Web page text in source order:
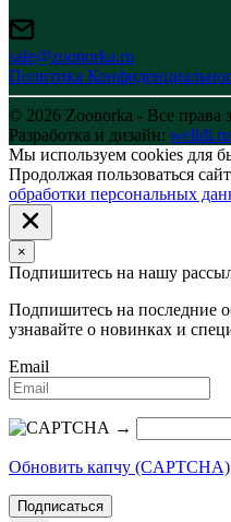
sale@zoonorka.ru
Политика
© 2026 Zoonorka - Все права
Разработка и дизайн: welldi.ru
Мы используем cookies для
Продолжая пользоваться
обработки персональных
×
Подпишитесь на нашу
Подпишитесь на последние
узнавайте о новинках и
Email
→
Обновить капчу (CAPTCHA)
Подписаться